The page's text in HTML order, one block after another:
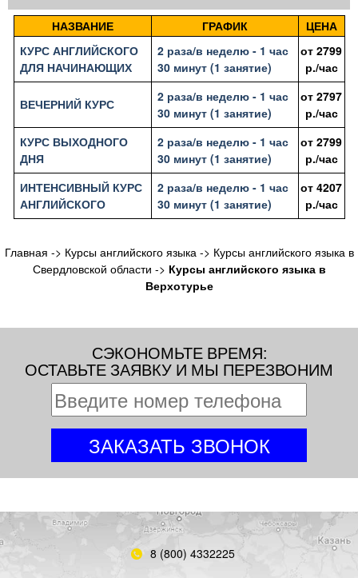
НАЗВАНИЕ ГРАФИК
ЦЕНА
КУРС АНГЛИЙСКОГО
ДЛЯ НАЧИНАЮЩИХ
2 раза/в неделю - 1 час
30 минут (1 занятие)
от 2799
р./час
ВЕЧЕРНИЙ КУРС
2 раза/в неделю - 1 час
30 минут (1 занятие)
от 2797
р./час
КУРС ВЫХОДНОГО
ДНЯ
2 раза/в неделю - 1 час
30 минут (1 занятие)
от 2799
р./час
ИНТЕНСИВНЫЙ КУРС
АНГЛИЙСКОГО
2 раза/в неделю - 1 час
30 минут (1 занятие)
от 4207
р./час
Главная -> Курсы английского языка-> Курсы английского языка в
Свердловской области -> Курсы английского языка в
Верхотурье
СЭКОНОМЬТЕ ВРЕМЯ:
ОСТАВЬТЕ ЗАЯВКУ И МЫ ПЕРЕЗВОНИМ
8 (800) 4332225